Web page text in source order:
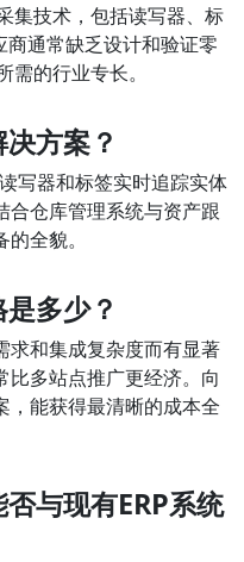
集技术，包括读写器、标
通常缺乏设计和验证零
的行业专长。
方案？
写器和标签实时追踪实体
合仓库管理系统与资产跟
全貌。
多少？
求和集成复杂度而有显著
比多站点推广更经济。向
，能获得最清晰的成本全
与现有ERP系统